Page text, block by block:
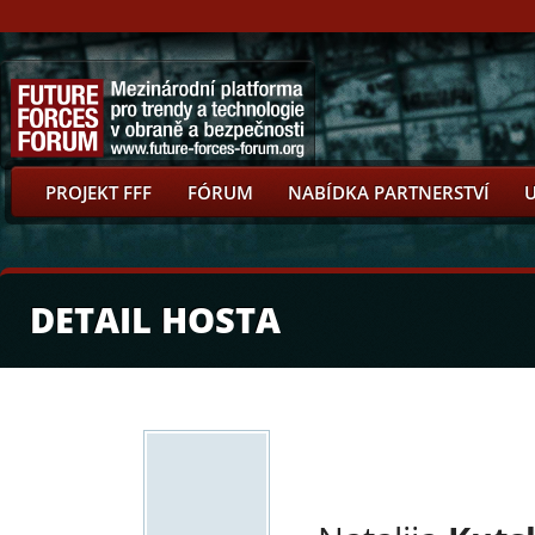
PROJEKT FFF FÓRUM NABÍDKA PARTNERSTVÍ
DETAIL HOSTA